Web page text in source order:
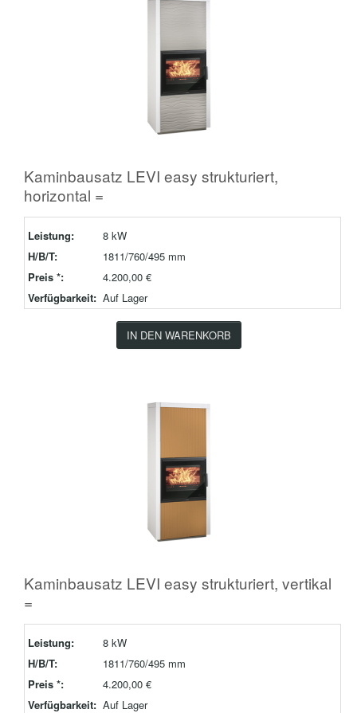
Kaminbausatz LEVI easy strukturiert,
horizontal =
Leistung:
8 kW
H/B/T:
1811/760/495 mm
Preis *:
4.200,00 €
Verfügbarkeit: Auf Lager
IN DEN WARENKORB
Kaminbausatz LEVI easy strukturiert, vertikal
=
Leistung:
8 kW
H/B/T:
1811/760/495 mm
Preis *:
4.200,00 €
Verfügbarkeit: Auf Lager